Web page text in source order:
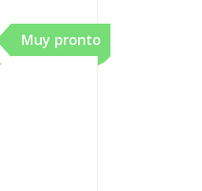
Muy pronto